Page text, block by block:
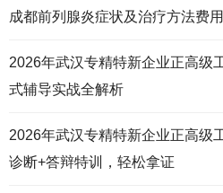
成都前列腺炎症状及治疗方法费
2026年武汉专精特新企业正高级
式辅导实战全解析
2026年武汉专精特新企业正高级
诊断+答辩特训，轻松拿证